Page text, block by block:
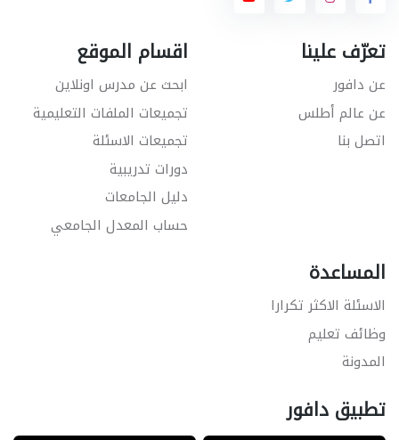
تعرّف علينا
عن دافور
عن عالم أطلس
اتصل بنا
اقسام الموقع
ابحث عن مدرس اونلاين
تجميعات الملفات التعليمية
تجميعات الاسئلة
دورات تدريبية
دليل الجامعات
حساب المعدل الجامعي
المساعدة
الاسئلة الاكثر تكرارا
وظائف تعليم
المدونة
تطبيق دافور